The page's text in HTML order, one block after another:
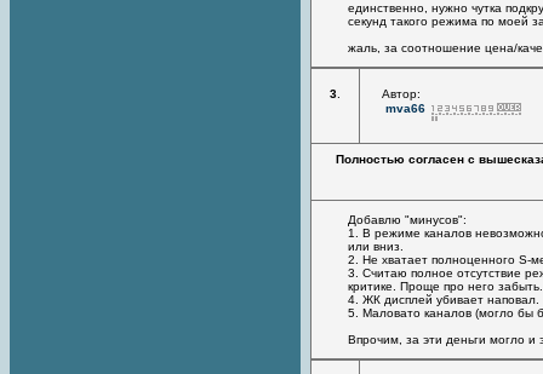
единственно, нужно чутка
секунд такого режима по моей
жаль, за соотношение цена/
3
Автор:
mva66
Полностью согласен с
Добавлю "минусов":
1. В режиме каналов
или вниз.
2. Не хватает полноценного S-
3. Считаю полное отсутствие
критике. Проще про него
4. ЖК дисплей убивает
5. Маловато каналов (могло бы
Впрочим, за эти деньги могло и